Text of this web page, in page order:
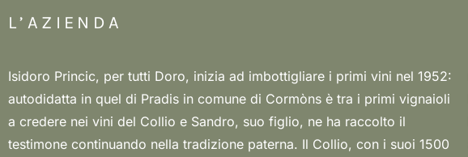
L’AZIENDA
Isidoro Princic, per tutti Doro, inizia ad imbottigliare i primi vini nel 1952:
autodidatta in quel di Pradis in comune di Cormòns è tra i primi vignaioli
a credere nei vini del Collio e Sandro, suo figlio, ne ha raccolto il
testimone continuando nella tradizione paterna. Il Collio, con i suoi 1500
nascono sei vini bianchi, due dei quali ambasciatori del territorio, dove
la vinificazione è sempre in acciaio, e due vini rossi che sono vinificati in
botti da 20 ettolitri. La vera protagonista è la Ponca, un terreno in cui si
alternano marna e arenaria che si è formata nel tempo in bacini lacustri